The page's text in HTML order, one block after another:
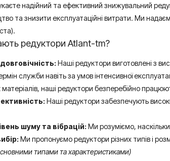
надійний та ефективний знижувальний
та знизити експлуатаційні витрати. Ми
редуктори Atlant-tm?
Наші редуктори виготовлені з
служби навіть за умов інтенсивної
матеріалів, наші редуктори безперебійно
Наші редуктори забезпечують
шуму та вібрацій: Ми розуміємо,
Ми пропонуємо редуктори різних типів і
типами та характеристиками)